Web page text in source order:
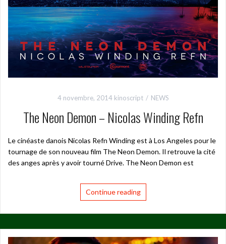
4 novembre, 2014 kinoscript NEWS
The Neon Demon – Nicolas Winding Refn
Le cinéaste danois Nicolas Refn Winding est à Los Angeles pour le
tournage de son nouveau film The Neon Demon. Il retrouve la cité
des anges après y avoir tourné Drive. The Neon Demon est
Continue reading